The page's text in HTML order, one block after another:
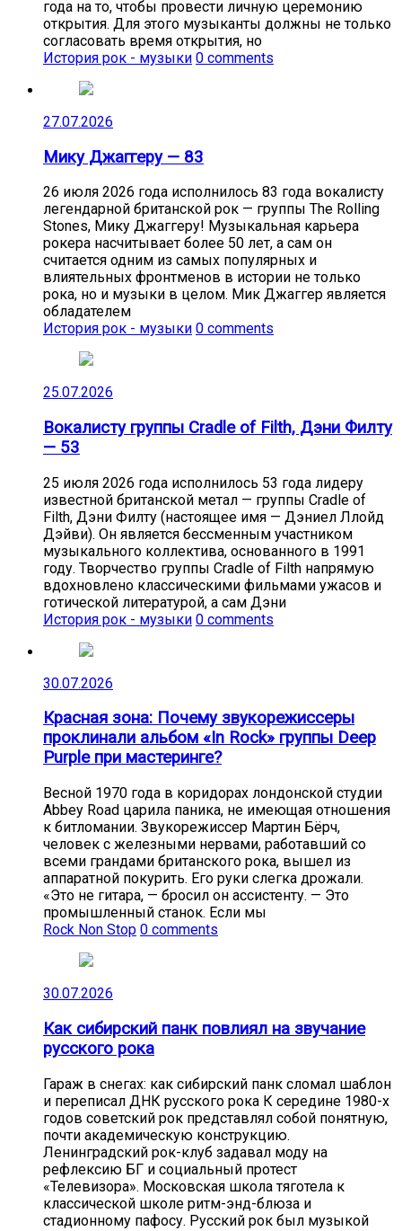
года на то, чтобы провести личную церемонию
открытия. Для этого музыканты должны не только
согласовать время открытия, но
История рок - музыки 0 comments
27.07.2026
Мику Джаггеру — 83
26 июля 2026 года исполнилось 83 года вокалисту
легендарной британской рок — группы The Rolling
Stones, Мику Джаггеру! Музыкальная карьера
рокера насчитывает более 50 лет, а сам он
считается одним из самых популярных и
влиятельных фронтменов в истории не только
рока, но и музыки в целом. Мик Джаггер является
обладателем
История рок - музыки 0 comments
25.07.2026
Вокалисту группы Cradle of Filth, Дэни Филту
— 53
25 июля 2026 года исполнилось 53 года лидеру
известной британской метал — группы Cradle of
Filth, Дэни Филту (настоящее имя — Дэниел Ллойд
Дэйви). Он является бессменным участником
музыкального коллектива, основанного в 1991
году. Творчество группы Cradle of Filth напрямую
вдохновлено классическими фильмами ужасов и
готической литературой, а сам Дэни
История рок - музыки 0 comments
30.07.2026
Красная зона: Почему звукорежиссеры
проклинали альбом «In Rock» группы Deep
Purple при мастеринге?
Весной 1970 года в коридорах лондонской студии
Abbey Road царила паника, не имеющая отношения
к битломании. Звукорежиссер Мартин Бёрч,
человек с железными нервами, работавший со
всеми грандами британского рока, вышел из
аппаратной покурить. Его руки слегка дрожали.
«Это не гитара, — бросил он ассистенту. — Это
промышленный станок. Если мы
Rock Non Stop 0 comments
30.07.2026
Как сибирский панк повлиял на звучание
русского рока
Гараж в снегах: как сибирский панк сломал шаблон
и переписал ДНК русского рока К середине 1980-х
годов советский рок представлял собой понятную,
почти академическую конструкцию.
Ленинградский рок-клуб задавал моду на
рефлексию БГ и социальный протест
«Телевизора». Московская школа тяготела к
классической школе ритм-энд-блюза и
стадионному пафосу. Русский рок был музыкой